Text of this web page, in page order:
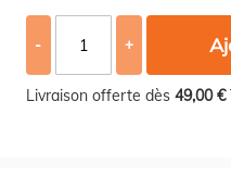
- +
Livraison offerte dès 49,00 €